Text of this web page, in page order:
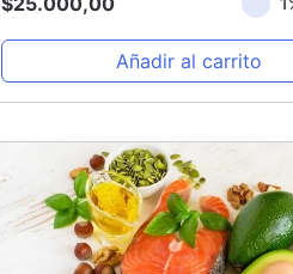
Añadir al carrito